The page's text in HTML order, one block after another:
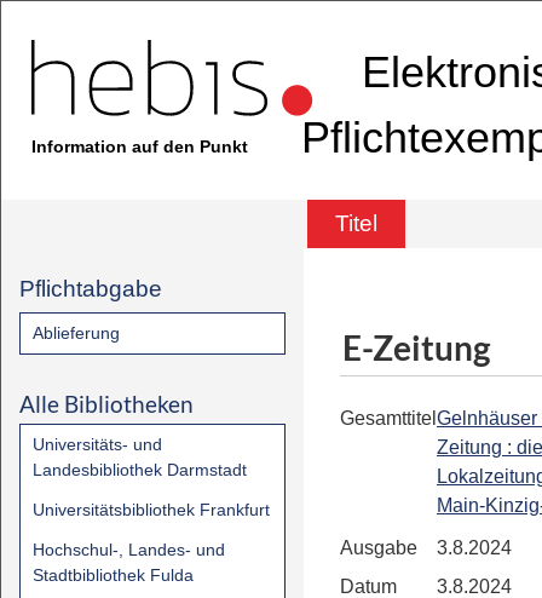
Information auf den Punkt
Titel
Pflichtabgabe
Ablieferung
Alle Bibliotheken
Universitäts- und
Landesbibliothek Darmstadt
Universitätsbibliothek Frankfurt
Hochschul-, Landes- und
Stadtbibliothek Fulda
E-Zeitung
Gesamttitel Gelnhäuser
Zeitung : die
Main-
Ausgabe
3.8.2024
Datum
3.8.2024